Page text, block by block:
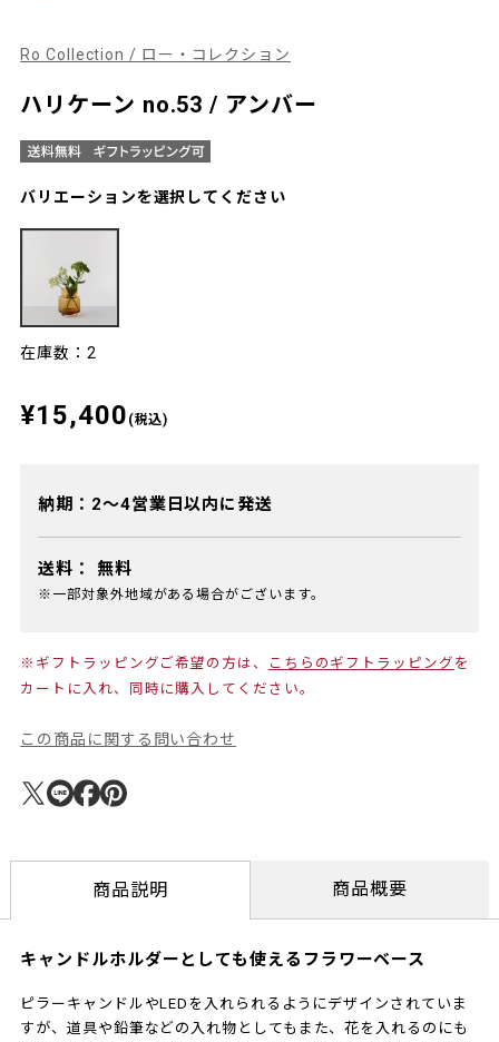
Ro Collection / ロー・コレクション
ハリケーン no.53 / アンバー
バリエーションを選択してください
在庫数：2
¥15,400 (税込)
納期：2～4営業日以内に発送
送料： 無料
※一部対象外地域がある場合がございます。
※ギフトラッピングご希望の方は、 こちらのギフトラッピング を
カートに入れ、同時に購入してください。
この商品に関する問い合わせ
商品説明 商品概要
キャンドルホルダーとしても使えるフラワーベース
ピラーキャンドルやLEDを入れられるようにデザインされていま
すが、道具や鉛筆などの入れ物としてもまた、花を入れるのにも